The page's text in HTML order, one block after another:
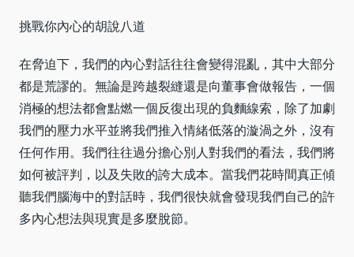
挑戰你內心的胡說八道
在脅迫下，我們的內心對話往往會變得混亂，其中大部分
都是荒謬的。無論是跨越裂縫還是向董事會做報告，一個
消極的想法都會點燃一個反復出現的負麵線索，除了加劇
我們的壓力水平並將我們推入情緒低落的漩渦之外，沒有
任何作用。我們往往過分擔心別人對我們的看法，我們將
如何被評判，以及失敗的誇大成本。當我們花時間真正傾
聽我們腦海中的對話時，我們很快就會發現我們自己的許
多內心想法與現實是多麼脫節。